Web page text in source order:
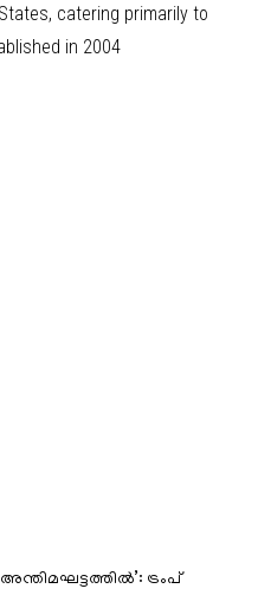
catering primarily to
in 2004
ട്രംപ്